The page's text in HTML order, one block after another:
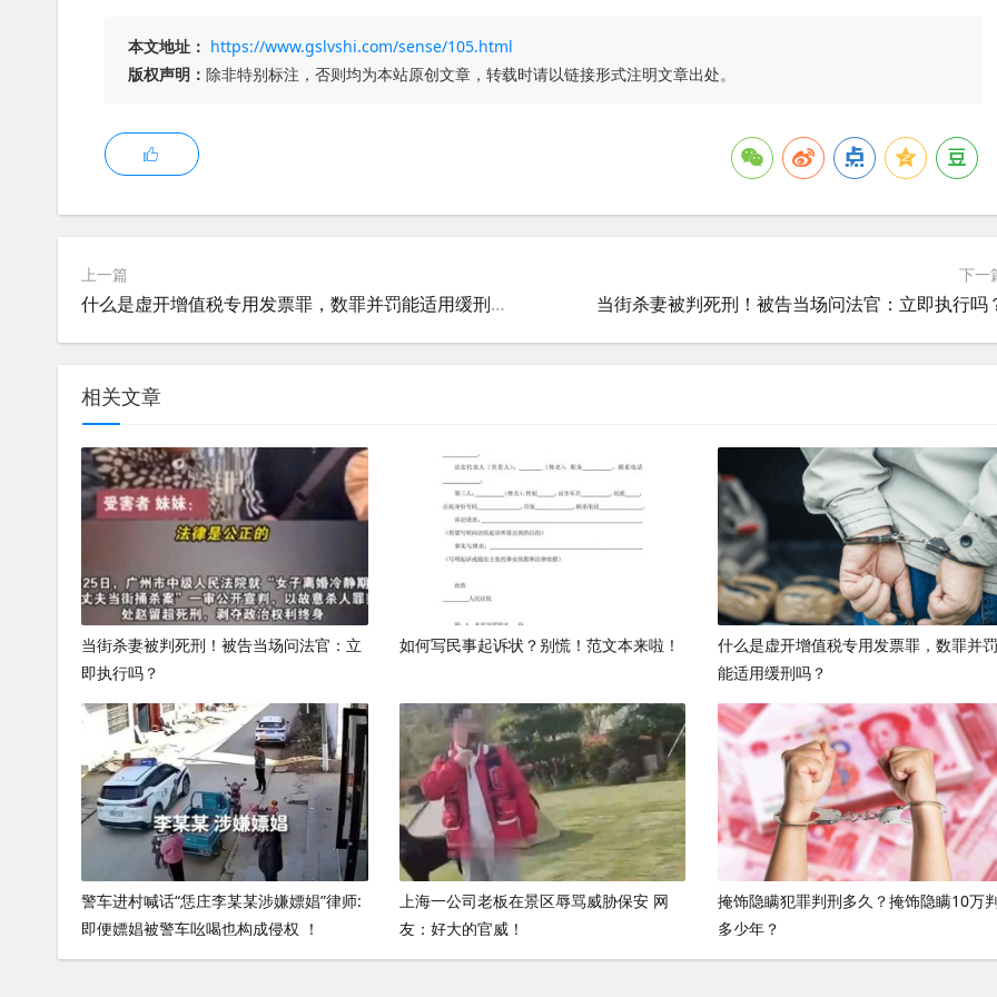
本文地址： https://www.gslvshi.com/sense/105.html
版权声明： 除非特别标注，否则均为本站原创文章，转载时请以链接形式注明文章出处。
上一篇
什么是虚开增值税专用发票罪，数罪并罚能适用缓刑吗？
下一
当街杀妻被判死刑！被告当场问法官：立即执行吗
相关文章
当街杀妻被判死刑！被告当场问法官：立
即执行吗？
如何写民事起诉状？别慌！范文本来啦！
什么是虚开增值税专用发票罪，数罪并罚
能适用缓刑吗？
警车进村喊话“恁庄李某某涉嫌嫖娼”律师:
即便嫖娼被警车吆喝也构成侵权 ！
上海一公司老板在景区辱骂威胁保安 网
友：好大的官威！
掩饰隐瞒犯罪判刑多久？掩饰隐瞒10万
多少年？